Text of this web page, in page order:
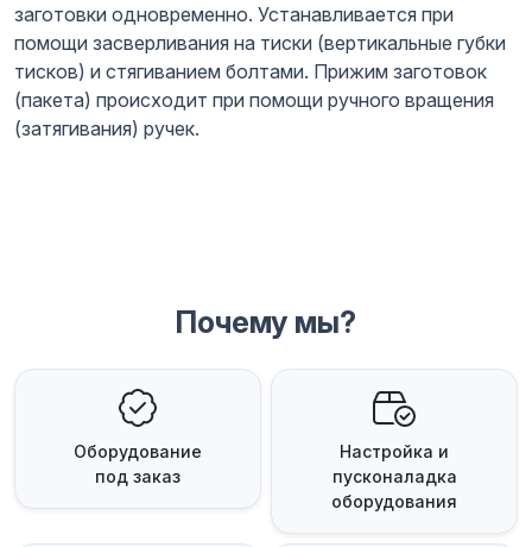
заготовки одновременно. Устанавливается при
помощи засверливания на тиски (вертикальные губки
тисков) и стягиванием болтами. Прижим заготовок
(пакета) происходит при помощи ручного вращения
(затягивания) ручек.
Почему мы?
Оборудование
под заказ
Настройка и
пусконаладка
оборудования